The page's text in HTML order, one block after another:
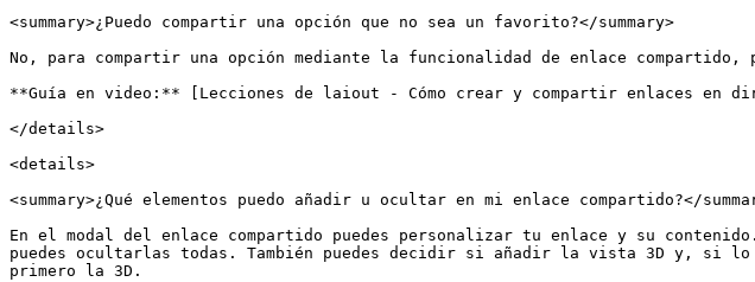
<summary>¿Puedo compartir una opción que no sea un favorito?</summary>
No, para compartir una opción mediante la funcionalidad de enlace compartido,
**Guía en video:** [Lecciones de laiout - Cómo crear y compartir enlaces en
</details>
<details>
<summary>¿Qué elementos puedo añadir u ocultar en mi enlace compartido?</
En el modal del enlace compartido puedes personalizar tu enlace y su
puedes ocultarlas todas. También puedes decidir si añadir la vista 3D y, si lo
primero la 3D.